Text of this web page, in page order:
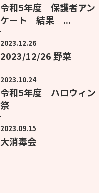
令和5年度 保護者アン
ケート 結果 ...
2023.12.26
2023/12/26 野菜
2023.10.24
令和5年度 ハロウィン
祭
2023.09.15
大消毒会